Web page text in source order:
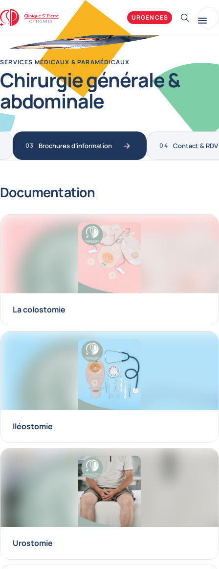
Clinique Saint-Pierre Ottignies URGENCES Afficher
SERVICES MÉDICAUX & PARAMÉDICAUX
Chirurgie générale &
abdominale
Brochures d’information Contact & RDV
Documentation
La colostomie
Iléostomie
Urostomie